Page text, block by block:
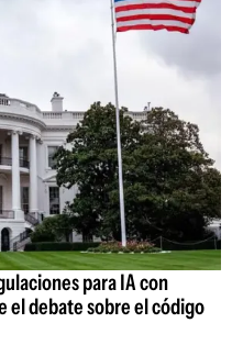
para IA con
el debate sobre el código